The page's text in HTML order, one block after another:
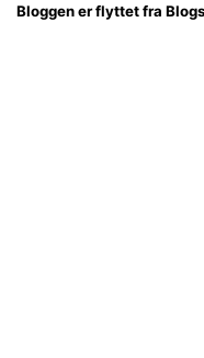
Bloggen er flyttet fra